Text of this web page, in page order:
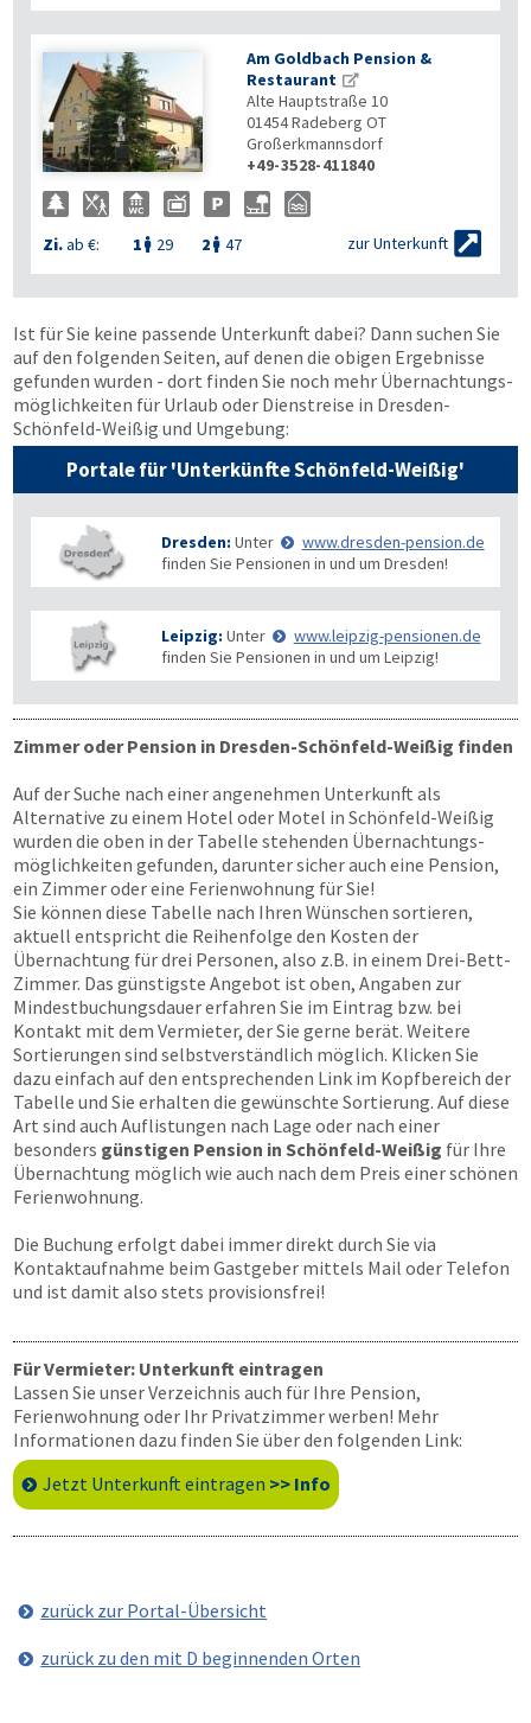

Am Goldbach Pension &
Restaurant
Alte Hauptstraße 10
01454Radeberg OT
Großerkmannsdorf
+49-3528-411840
Zi.ab €: 1  29 2  47 zur Unterkunft 
Ist für Sie keine passende Unterkunft dabei? Dann suchen Sie
auf den folgenden Seiten, auf denen die obigen Ergebnisse
gefunden wurden - dort finden Sie noch mehr Übernachtungs­
möglichkeiten für Urlaub oder Dienstreise in Dresden-
Schönfeld-Weißig und Umgebung:
Portale für 'Unterkünfte Schönfeld-Weißig'
Dresden: Unter
www.dresden-pension.de
finden Sie Pensionen in und um Dresden!
Leipzig: Unter
www.leipzig-pensionen.de
finden Sie Pensionen in und um Leipzig!
Zimmer oder Pension in Dresden-Schönfeld-Weißig finden
Auf der Suche nach einer angenehmen Unterkunft als
Alternative zu einem Hotel oder Motel in Schönfeld-Weißig
wurden die oben in der Tabelle stehenden Übernachtungs­
möglichkeiten gefunden, darunter sicher auch eine Pension,
ein Zimmer oder eine Ferienwohnung für Sie!
Sie können diese Tabelle nach Ihren Wünschen sortieren,
aktuell entspricht die Reihenfolge den Kosten der
Übernachtung für drei Personen, also z.B. in einem Drei-Bett-
Zimmer. Das günstigste Angebot ist oben, Angaben zur
Mindestbuchungsdauer erfahren Sie im Eintrag bzw. bei
Kontakt mit dem Vermieter, der Sie gerne berät. Weitere
Sortierungen sind selbstverständlich möglich. Klicken Sie
dazu einfach auf den entsprechenden Link im Kopfbereich der
Tabelle und Sie erhalten die gewünschte Sortierung. Auf diese
Art sind auch Auflistungen nach Lage oder nach einer
besonders günstigen Pension in Schönfeld-Weißig für Ihre
Übernachtung möglich wie auch nach dem Preis einer schönen
Ferienwohnung.
Die Buchung erfolgt dabei immer direkt durch Sie via
Kontaktaufnahme beim Gastgeber mittels Mail oder Telefon
und ist damit also stets provisionsfrei!
Für Vermieter: Unterkunft eintragen
Lassen Sie unser Verzeichnis auch für Ihre Pension,
Ferienwohnung oder Ihr Privatzimmer werben! Mehr
Informationen dazu finden Sie über den folgenden Link:
Jetzt Unterkunft eintragen >> Info
zurück zur Portal-Übersicht
zurück zu den mit D beginnenden Orten